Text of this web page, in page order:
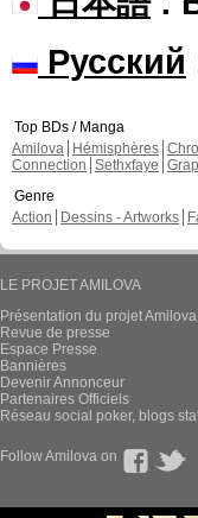
Русский
Top BDs / Manga
Amilova
Hémisphères
Connection Sethxfaye
Genre
Action
Dessins - Artworks
LE PROJET AMILOVA
Présentation du projet Amilova
Revue de presse
Espace Presse
Bannières
Devenir Annonceur
Partenaires Officiels
Réseau social poker, blogs
Follow Amilova on